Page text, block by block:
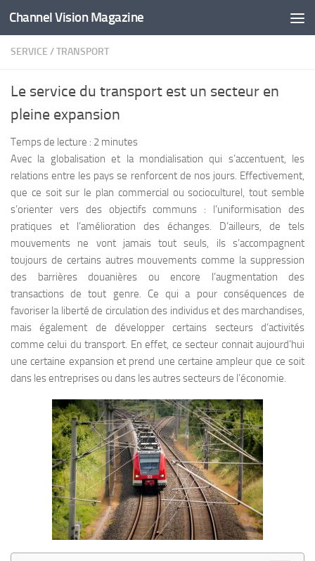
Skip to content
Channel Vision Magazine
SERVICE /TRANSPORT
Le service du transport est un secteur en
pleine expansion
Temps de lecture : 2 minutes
Avec la globalisation et la mondialisation qui s’accentuent, les
relations entre les pays se renforcent de nos jours. Effectivement,
que ce soit sur le plan commercial ou socioculturel, tout semble
s’orienter vers des objectifs communs : l’uniformisation des
pratiques et l’amélioration des échanges. D’ailleurs, de tels
mouvements ne vont jamais tout seuls, ils s’accompagnent
toujours de certains autres mouvements comme la suppression
des barrières douanières ou encore l’augmentation des
transactions de tout genre. Ce qui a pour conséquences de
favoriser la liberté de circulation des individus et des marchandises,
mais également de développer certains secteurs d’activités
comme celui du transport. En effet, ce secteur connait aujourd’hui
une certaine expansion et prend une certaine ampleur que ce soit
dans les entreprises ou dans les autres secteurs de l’économie.